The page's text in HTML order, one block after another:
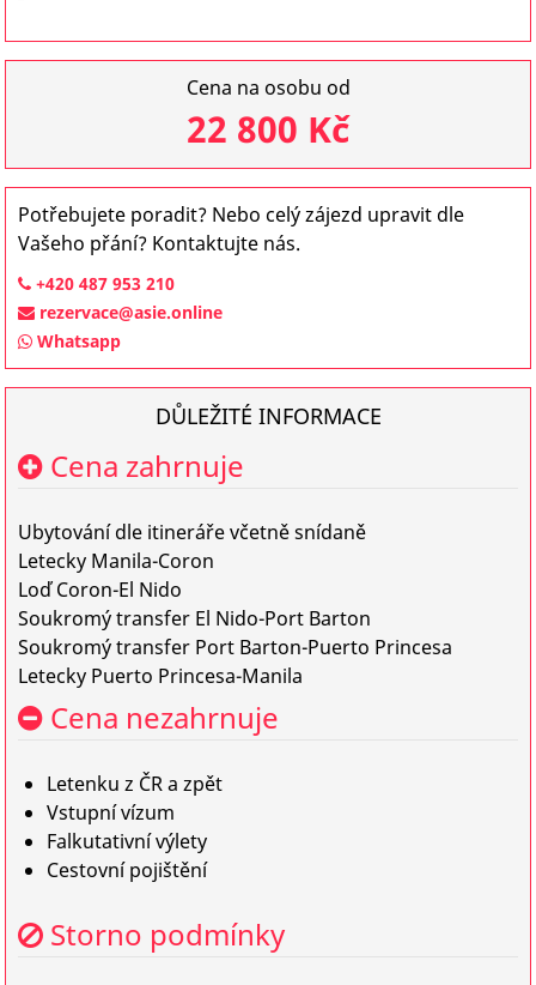
Cena na osobu od
22 800 Kč
Potřebujete poradit? Nebo celý zájezd upravit dle
Vašeho přání? Kontaktujte nás.
+420 487 953 210
rezervace@asie.online
Whatsapp
DŮLEŽITÉ INFORMACE
Cena zahrnuje
Ubytování dle itineráře včetně snídaně
Letecky Manila-Coron
Loď Coron-El Nido
Soukromý transfer El Nido-Port Barton
Soukromý transfer Port Barton-Puerto Princesa
Letecky Puerto Princesa-Manila
Cena nezahrnuje
Letenku z ČR a zpět
Vstupní vízum
Falkutativní výlety
Cestovní pojištění
Storno podmínky